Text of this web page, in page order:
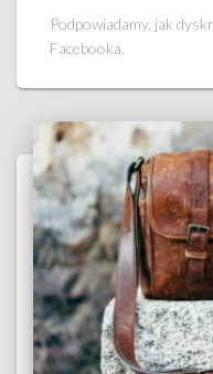
Podpowiadamy, jak
Facebooka.